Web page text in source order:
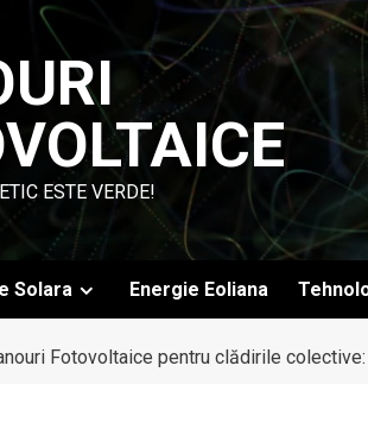
ESTE VERDE!
Solara Energie Eoliana
Fotovoltaice pentru clădirile